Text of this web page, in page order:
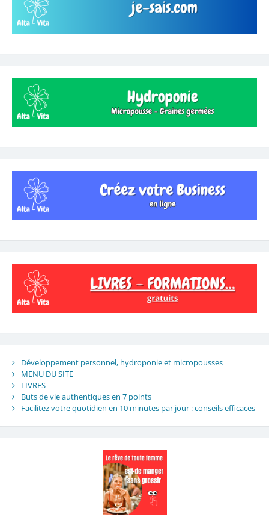
Développement personnel, hydroponie et micropousses
MENU DU SITE
LIVRES
Buts de vie authentiques en 7 points
Facilitez votre quotidien en 10 minutes par jour : conseils efficaces